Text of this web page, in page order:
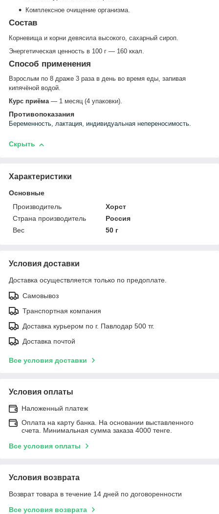
Комплексное очищение организма.
Состав
Корневища и корни девясила высокого, сахарный сироп.
Энергетическая ценность в 100 г — 160 ккал.
Способ применения
Взрослым по 8 драже 3 раза в день во время еды, запивая
кипячёной водой.
Курс приёма — 1 месяц (4 упаковки).
Противопоказания
Беременность, лактация, индивидуальная непереносимость.
Скрыть
Характеристики
Основные
Производитель
Хорст
Страна производитель
Россия
Вес
50 г
Условия доставки
Доставка осуществляется только по предоплате.
Самовывоз
Транспортная компания
Доставка курьером по г. Павлодар 500 тг.
Доставка почтой
Все условия доставки
Условия оплаты
Наложенный платеж
Оплата на карту банка. На основании выставленного
счета. Минимальная сумма заказа 4000 тенге.
Все условия оплаты
Условия возврата
Возврат товара в течение 14 дней по договоренности
Все условия возврата